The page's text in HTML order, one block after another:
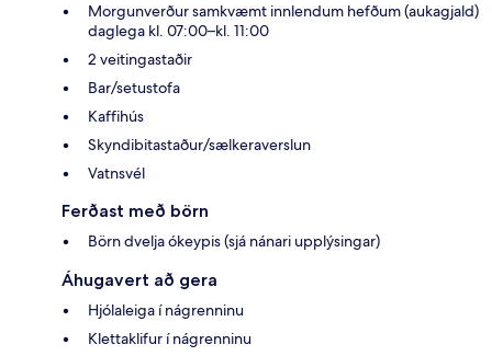
Morgunverður samkvæmt innlendum hefðum (aukagjald)
daglega kl. 07:00–kl. 11:00
2 veitingastaðir
Bar/setustofa
Kaffihús
Skyndibitastaður/sælkeraverslun
Vatnsvél
Ferðast með börn
Börn dvelja ókeypis (sjá nánari upplýsingar)
Áhugavert að gera
Hjólaleiga í nágrenninu
Klettaklifur í nágrenninu